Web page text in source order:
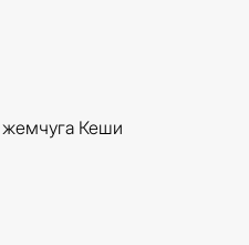
жемчуга Кеши